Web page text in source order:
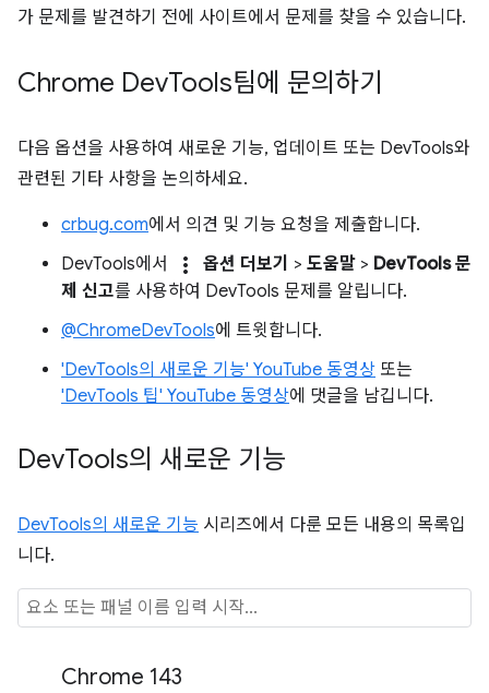
가 문제를 발견하기 전에 사이트에서 문제를 찾을 수 있습니다.
Chrome DevTools팀에 문의하기
다음 옵션을 사용하여 새로운 기능, 업데이트 또는 DevTools와
관련된 기타 사항을 논의하세요.
crbug.com에서 의견 및 기능 요청을 제출합니다.
DevTools에서
more_vert 옵션 더보기 > 도움말 > DevTools 문
제 신고를 사용하여 DevTools 문제를 알립니다.
@ChromeDevTools에 트윗합니다.
'DevTools의 새로운 기능' YouTube 동영상 또는
'DevTools 팁' YouTube 동영상에 댓글을 남깁니다.
DevTools의 새로운 기능
DevTools의 새로운 기능 시리즈에서 다룬 모든 내용의 목록입
니다.
Chrome 143